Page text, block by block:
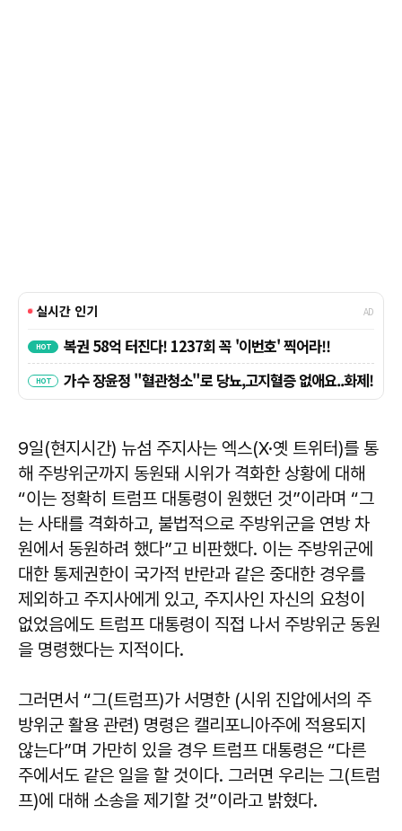
9일(현지시간) 뉴섬 주지사는 엑스(X·옛 트위터)를 통
해 주방위군까지 동원돼 시위가 격화한 상황에 대해
“이는 정확히 트럼프 대통령이 원했던 것”이라며 “그
는 사태를 격화하고, 불법적으로 주방위군을 연방 차
원에서 동원하려 했다”고 비판했다. 이는 주방위군에
대한 통제권한이 국가적 반란과 같은 중대한 경우를
제외하고 주지사에게 있고, 주지사인 자신의 요청이
없었음에도 트럼프 대통령이 직접 나서 주방위군 동원
을 명령했다는 지적이다.
그러면서 “그(트럼프)가 서명한 (시위 진압에서의 주
방위군 활용 관련) 명령은 캘리포니아주에 적용되지
않는다”며 가만히 있을 경우 트럼프 대통령은 “다른
주에서도 같은 일을 할 것이다. 그러면 우리는 그(트럼
프)에 대해 소송을 제기할 것”이라고 밝혔다.